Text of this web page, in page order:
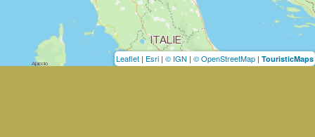
Leaflet | Esri | © IGN | © OpenStreetMap | TouristicMaps